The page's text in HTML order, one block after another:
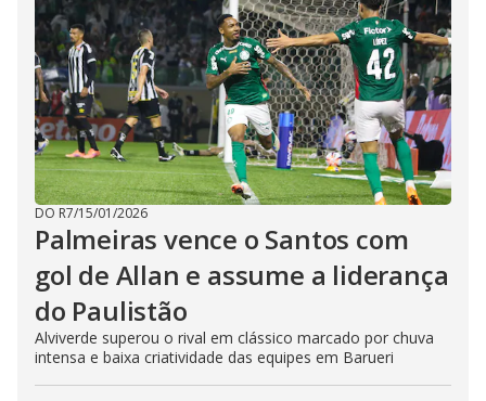
DO R7/15/01/2026
Palmeiras vence o Santos com
gol de Allan e assume a liderança
do Paulistão
Alviverde superou o rival em clássico marcado por chuva
intensa e baixa criatividade das equipes em Barueri